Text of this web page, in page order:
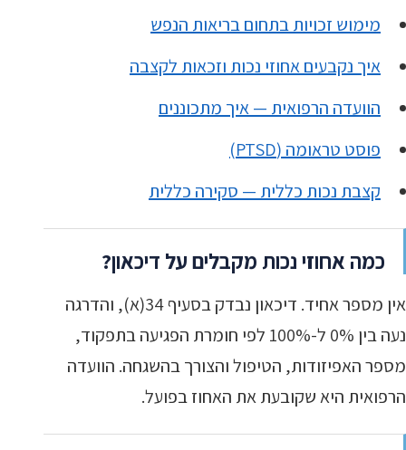
מימוש זכויות בתחום בריאות הנפש
איך נקבעים אחוזי נכות וזכאות לקצבה
הוועדה הרפואית — איך מתכוננים
פוסט טראומה (PTSD)
קצבת נכות כללית — סקירה כללית
כמה אחוזי נכות מקבלים על דיכאון?
אין מספר אחיד. דיכאון נבדק בסעיף 34(א), והדרגה
נעה בין 0% ל-100% לפי חומרת הפגיעה בתפקוד,
מספר האפיזודות, הטיפול והצורך בהשגחה. הוועדה
הרפואית היא שקובעת את האחוז בפועל.